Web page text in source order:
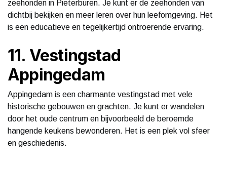
zeehonden in Pieterburen. Je kunt er de zeehonden van
dichtbij bekijken en meer leren over hun leefomgeving. Het
is een educatieve en tegelijkertijd ontroerende ervaring.
11. Vestingstad
Appingedam
Appingedam is een charmante vestingstad met vele
historische gebouwen en grachten. Je kunt er wandelen
door het oude centrum en bijvoorbeeld de beroemde
hangende keukens bewonderen. Het is een plek vol sfeer
en geschiedenis.